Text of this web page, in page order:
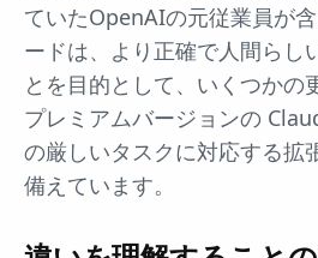
ていたOpenAIの元従業員が
ードは、より正確で人間らし
とを目的として、いくつかの
プレミアムバージョンの
の厳しいタスクに対応する拡
備えています。